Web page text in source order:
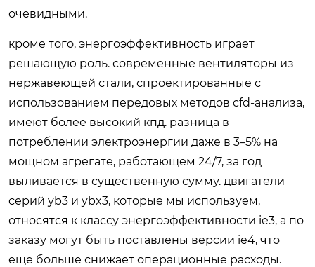
очевидными.
кроме того, энергоэффективность играет
решающую роль. современные вентиляторы из
нержавеющей стали, спроектированные с
использованием передовых методов cfd-анализа,
имеют более высокий кпд. разница в
потреблении электроэнергии даже в 3–5% на
мощном агрегате, работающем 24/7, за год
выливается в существенную сумму. двигатели
серий yb3 и ybx3, которые мы используем,
относятся к классу энергоэффективности ie3, а по
заказу могут быть поставлены версии ie4, что
еще больше снижает операционные расходы.